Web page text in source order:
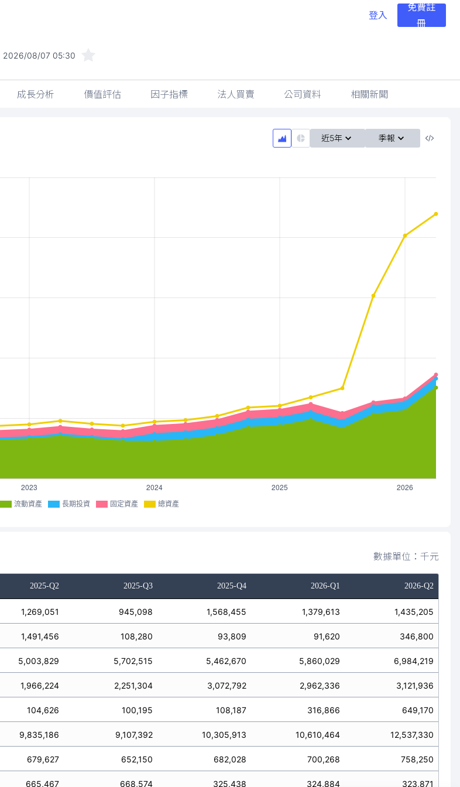
登入
免費註
冊
2026/08/07 05:30
成長分析 價值評估 因子指標 法人買賣 公司資料 相關新聞
近5年 季報
流動資產 長期投資 固定資產 總資產
數據單位：千元
2025-Q2 2025-Q3 2025-Q4 2026-Q1 2026-Q2
1,269,051 945,098 1,568,455 1,379,613 1,435,205
1,491,456 108,280 93,809 91,620 346,800
5,003,829 5,702,515 5,462,670 5,860,029 6,984,219
1,966,224 2,251,304 3,072,792 2,962,336 3,121,936
104,626 100,195 108,187 316,866 649,170
9,835,186 9,107,392 10,305,913 10,610,464 12,537,330
679,627 652,150 682,028 700,268 758,250
665,467 668,574 325,438 324,884 323,871